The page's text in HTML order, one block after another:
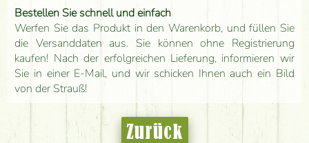
Bestellen Sie schnell und einfach
Werfen Sie das Produkt in den Warenkorb, und füllen Sie
die Versanddaten aus. Sie können ohne Registrierung
kaufen! Nach der erfolgreichen Lieferung, informieren wir
Sie in einer E-Mail, und wir schicken Ihnen auch ein Bild
von der Strauß!
Zurück